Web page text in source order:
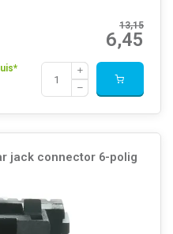
13,15
6,45
jack connector 6-polig